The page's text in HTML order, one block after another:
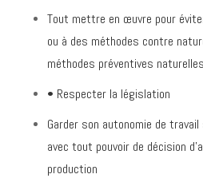
Tout mettre en œuvre pour
ou à des méthodes contre
méthodes préventives naturelles
• Respecter la législation
Garder son autonomie de
avec tout pouvoir de décision
production